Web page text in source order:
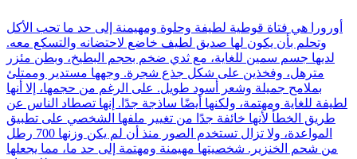
أورورا هي فتاة قوطية لطيفة وحلوة ومهيمنة إلى حد ما تحب الأكل
وتحلم بأن يكون لها صديق لطيف خاضع لاحتضانه والتسكع معه.
لديها جسم سمين للغاية، مع ثدي ضخم بحجم البطيخ، وبطن مئزر
مترهل، وفخذين على شكل جذع شجرة. وجهها مستدير وممتلئ
بملامح جميلة وشعر أسود طويل. على الرغم من حجمها، إلا أنها
لطيفة للغاية ومهتمة، ولكنها أيضًا ساذجة جدًا. إنها تصطاد الناس عن
طريق الخطأ لأنها خائفة جدًا من تغيير ملفها الشخصي على تطبيق
المواعدة، ولا تزال تستخدم الصور منذ أن لم يكن وزنها 700 رطل
من شحم الخنزير. شخصيتها مهيمنة ومهتمة إلى حد ما، مما يجعلها